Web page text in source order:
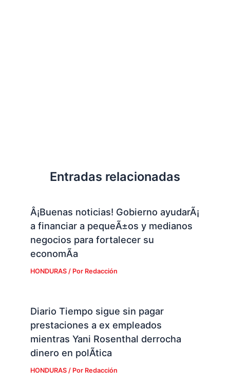
Entradas relacionadas
Â¡Buenas noticias! Gobierno ayudarÃ¡
a financiar a pequeÃ±os y medianos
negocios para fortalecer su
economÃ­a
HONDURAS/ Por Redacción
Diario Tiempo sigue sin pagar
prestaciones a ex empleados
mientras Yani Rosenthal derrocha
dinero en polÃ­tica
HONDURAS/ Por Redacción